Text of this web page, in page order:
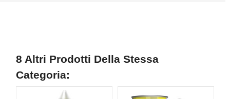
8 Altri Prodotti Della Stessa
Categoria: